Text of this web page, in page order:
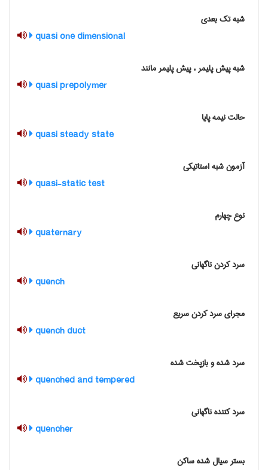
شبه تک بعدی
quasi one dimensional
شبه پیش پلیمر ، پیش پلیمر مانند
quasi prepolymer
حالت نیمه پایا
quasi steady state
آزمون شبه استاتیکی
quasi-static test
نوع چهارم
quaternary
سرد کردن ناگهانی
quench
مجرای سرد کردن سریع
quench duct
سرد شده و بازپخت شده
quenched and tempered
سرد کننده ناگهانی
quencher
بستر سیال شده ساکن